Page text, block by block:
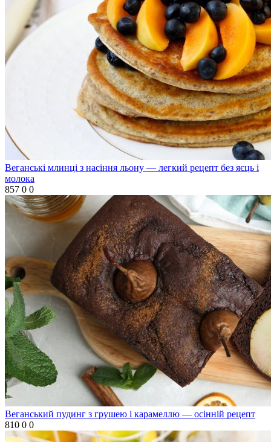
Веганські млинці з насіння льону — легкий рецепт без яєць і
молока
857 0 0
Веганський пудинг з грушею і карамеллю — осінній рецепт
810 0 0